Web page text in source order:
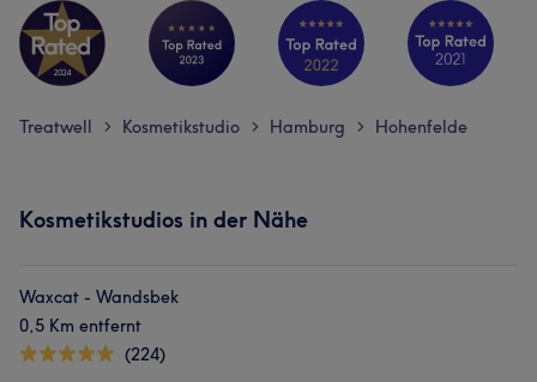
Treatwell > Kosmetikstudio > Hamburg > Hohenfelde
Kosmetikstudios in der Nähe
Waxcat - Wandsbek
0,5 Km entfernt
(224)